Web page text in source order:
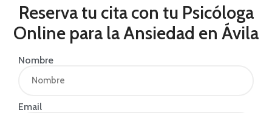
Reserva tu cita con tu Psicóloga
Online para la Ansiedad en Ávila
Nombre
Email